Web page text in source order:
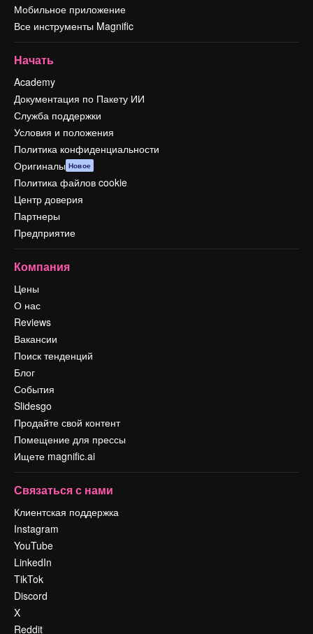
Мобильное приложение
Все инструменты Magnific
Начать
Academy
Документация по Пакету ИИ
Служба поддержки
Условия и положения
Политика конфиденциальности
Оригиналы Новое
Политика файлов cookie
Центр доверия
Партнеры
Предприятие
Компания
Цены
О нас
Reviews
Вакансии
Поиск тенденций
Блог
События
Slidesgo
Продайте свой контент
Помещение для прессы
Ищете magnific.ai
Связаться с нами
Клиентская поддержка
Instagram
YouTube
LinkedIn
TikTok
Discord
X
Reddit